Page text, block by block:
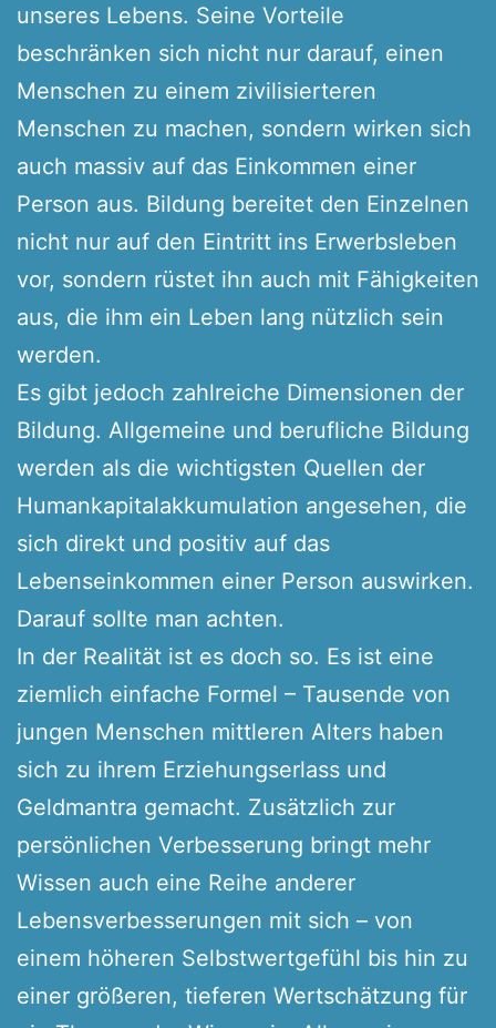
unseres Lebens. Seine Vorteile
beschränken sich nicht nur darauf, einen
Menschen zu einem zivilisierteren
Menschen zu machen, sondern wirken sich
auch massiv auf das Einkommen einer
Person aus. Bildung bereitet den Einzelnen
nicht nur auf den Eintritt ins Erwerbsleben
vor, sondern rüstet ihn auch mit Fähigkeiten
aus, die ihm ein Leben lang nützlich sein
werden.
Es gibt jedoch zahlreiche Dimensionen der
Bildung. Allgemeine und berufliche Bildung
werden als die wichtigsten Quellen der
Humankapitalakkumulation angesehen, die
sich direkt und positiv auf das
Lebenseinkommen einer Person auswirken.
Darauf sollte man achten.
In der Realität ist es doch so. Es ist eine
ziemlich einfache Formel – Tausende von
jungen Menschen mittleren Alters haben
sich zu ihrem Erziehungserlass und
Geldmantra gemacht. Zusätzlich zur
persönlichen Verbesserung bringt mehr
Wissen auch eine Reihe anderer
Lebensverbesserungen mit sich – von
einem höheren Selbstwertgefühl bis hin zu
einer größeren, tieferen Wertschätzung für